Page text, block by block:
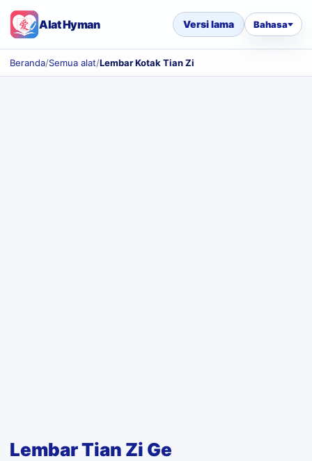
Alat Hyman Versi lama Bahasa
Beranda/Semua alat/Lembar Kotak Tian Zi
Lembar Tian Zi Ge